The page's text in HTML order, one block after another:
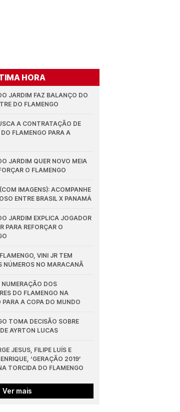
HORA
JARDIM FAZ BALANÇO DO
DO FLAMENGO
A CONTRATAÇÃO DE
FLAMENGO PARA A
JARDIM QUER NOVO MEIA
O FLAMENGO
IMAGENS): ACOMPANHE
ENTRE BRASIL X PANAMÁ
JARDIM EXPLICA JOGADOR
PARA REFORÇAR O
VINI JR TEM
NÚMEROS NO MARACANÃ
NUMERAÇÃO DOS
DO FLAMENGO NA
PARA A COPA DO MUNDO
TOMA DECISÃO SOBRE
AYRTON LUCAS
JESUS, FILIPE LUÍS E
‘GERAÇÃO 2019’
TORCIDA DO FLAMENGO
Ver mais